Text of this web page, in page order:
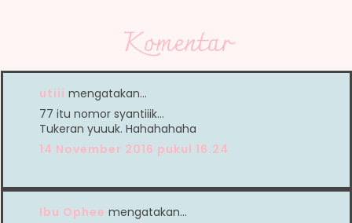
Komentar
utiii mengatakan…
77 itu nomor syantiiik...
Tukeran yuuuk. Hahahahaha
14 November 2016 pukul 16.24
Ibu Ophee mengatakan…